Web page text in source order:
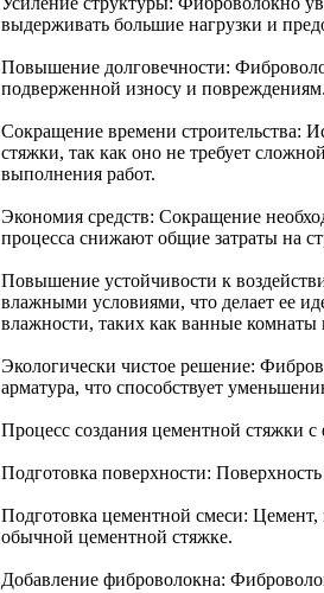
выдерживать большие нагрузки и
Повышение долговечности:
подверженной износу и повреждениям.
Сокращение времени строительства:
стяжки, так как оно не требует
выполнения работ.
Экономия средств: Сокращение
процесса снижают общие затраты на
Повышение устойчивости к
влажными условиями, что делает ее
влажности, таких как ванные комнаты
Экологически чистое решение:
арматура, что способствует
Процесс создания цементной стяжки
Подготовка поверхности:
Подготовка цементной смеси:
обычной цементной стяжке.
Добавление фиброволокна: